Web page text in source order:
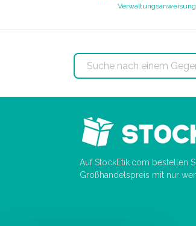
Verwaltungsanweisung
Auf StockEtik.com bestellen
Großhandelspreis mit nur